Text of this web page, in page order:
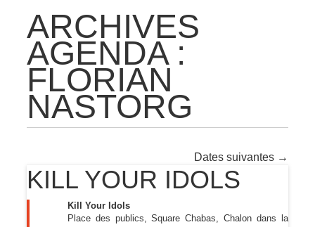
ARCHIVES
AGENDA :
FLORIAN
NASTORG
Dates suivantes →
KILL YOUR IDOLS
Kill Your Idols
Place des publics, Square Chabas, Chalon dans la